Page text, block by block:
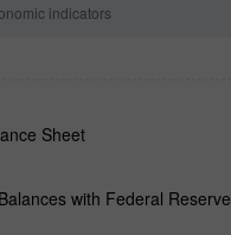
indicators
Sheet
with Federal Reserve